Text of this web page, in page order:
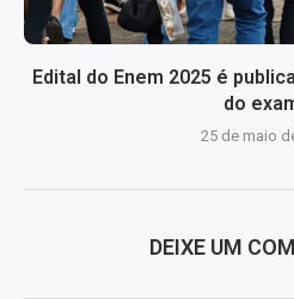
Edital do Enem 2025 é
do
25 de maio
DEIXE UM